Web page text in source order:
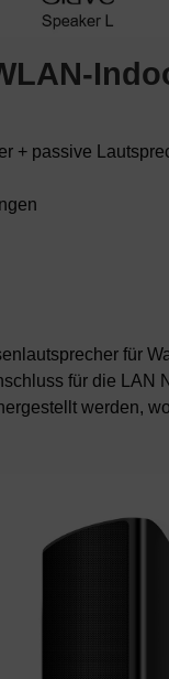
+ passive
für
für die LAN
werden,